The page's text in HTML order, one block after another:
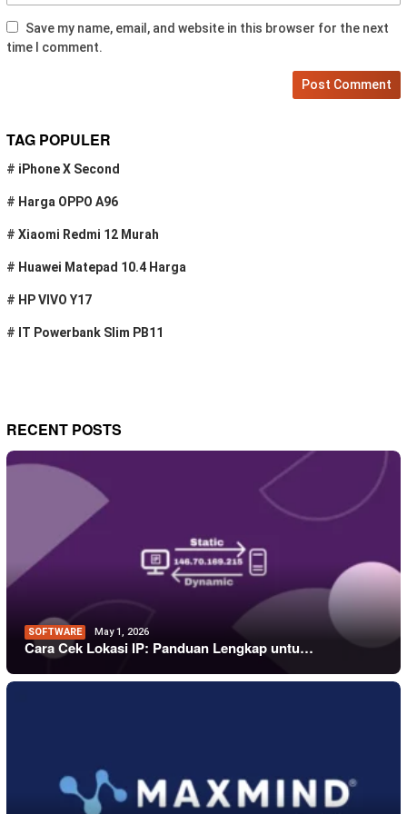
Save my name, email, and website in this browser for the next
time I comment.
TAG POPULER
# iPhone X Second
# Harga OPPO A96
# Xiaomi Redmi 12 Murah
# Huawei Matepad 10.4 Harga
# HP VIVO Y17
# IT Powerbank Slim PB11
RECENT POSTS
SOFTWARE May 1, 2026
Cara Cek Lokasi IP: Panduan Lengkap untu…